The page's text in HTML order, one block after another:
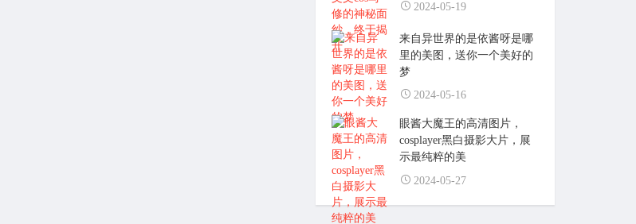
2024-05-19
来自异世界的是依酱呀是哪
里的美图，送你一个美好的
梦
2024-05-16
眼酱大魔王的高清图片，
cosplayer黑白摄影大片，展
示最纯粹的美
2024-05-27